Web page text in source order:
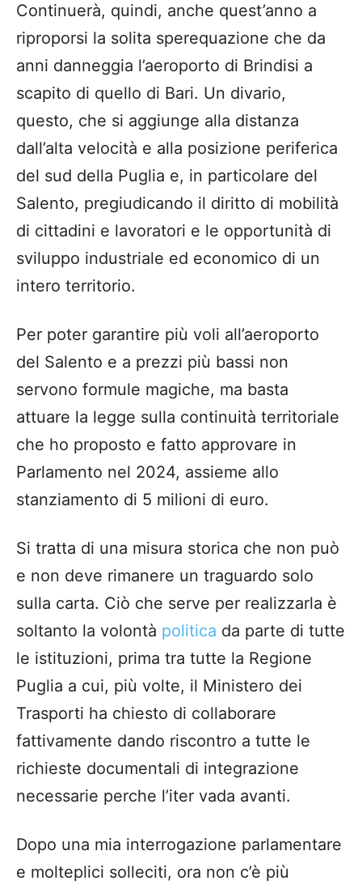
Continuerà, quindi, anche quest’anno a
riproporsi la solita sperequazione che da
anni danneggia l’aeroporto di Brindisi a
scapito di quello di Bari. Un divario,
questo, che si aggiunge alla distanza
dall’alta velocità e alla posizione periferica
del sud della Puglia e, in particolare del
Salento, pregiudicando il diritto di mobilità
di cittadini e lavoratori e le opportunità di
sviluppo industriale ed economico di un
intero territorio.
Per poter garantire più voli all’aeroporto
del Salento e a prezzi più bassi non
servono formule magiche, ma basta
attuare la legge sulla continuità territoriale
che ho proposto e fatto approvare in
Parlamento nel 2024, assieme allo
stanziamento di 5 milioni di euro.
Si tratta di una misura storica che non può
e non deve rimanere un traguardo solo
sulla carta. Ciò che serve per realizzarla è
soltanto la volontà politica da parte di tutte
le istituzioni, prima tra tutte la Regione
Puglia a cui, più volte, il Ministero dei
Trasporti ha chiesto di collaborare
fattivamente dando riscontro a tutte le
richieste documentali di integrazione
necessarie perche l’iter vada avanti.
Dopo una mia interrogazione parlamentare
e molteplici solleciti, ora non c’è più